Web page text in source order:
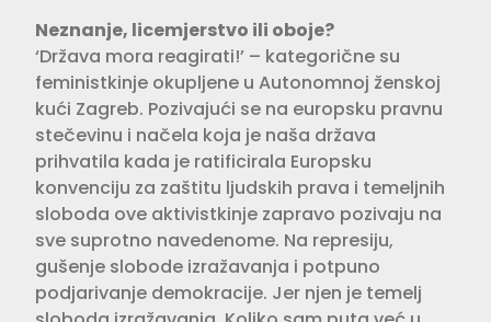
Neznanje, licemjerstvo ili oboje?
‘Država mora reagirati!’ – kategorične su
feministkinje okupljene u Autonomnoj ženskoj
kući Zagreb. Pozivajući se na europsku pravnu
stečevinu i načela koja je naša država
prihvatila kada je ratificirala Europsku
konvenciju za zaštitu ljudskih prava i temeljnih
sloboda ove aktivistkinje zapravo pozivaju na
sve suprotno navedenome. Na represiju,
gušenje slobode izražavanja i potpuno
podjarivanje demokracije. Jer njen je temelj